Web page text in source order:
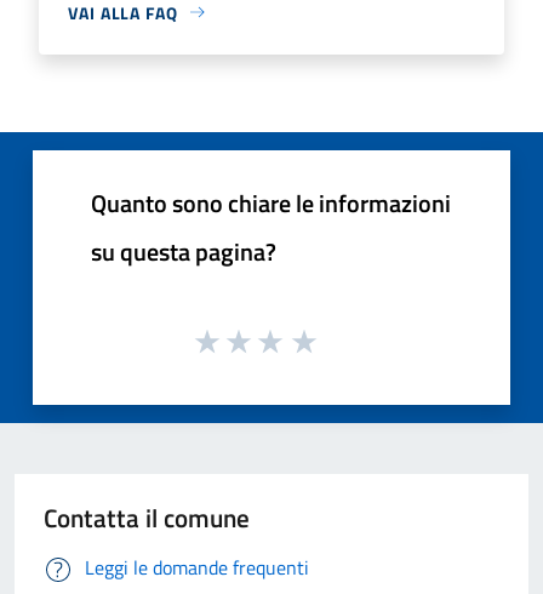
VAI ALLA FAQ
Quanto sono chiare le informazioni
su questa pagina?
Contatta il comune
Leggi le domande frequenti